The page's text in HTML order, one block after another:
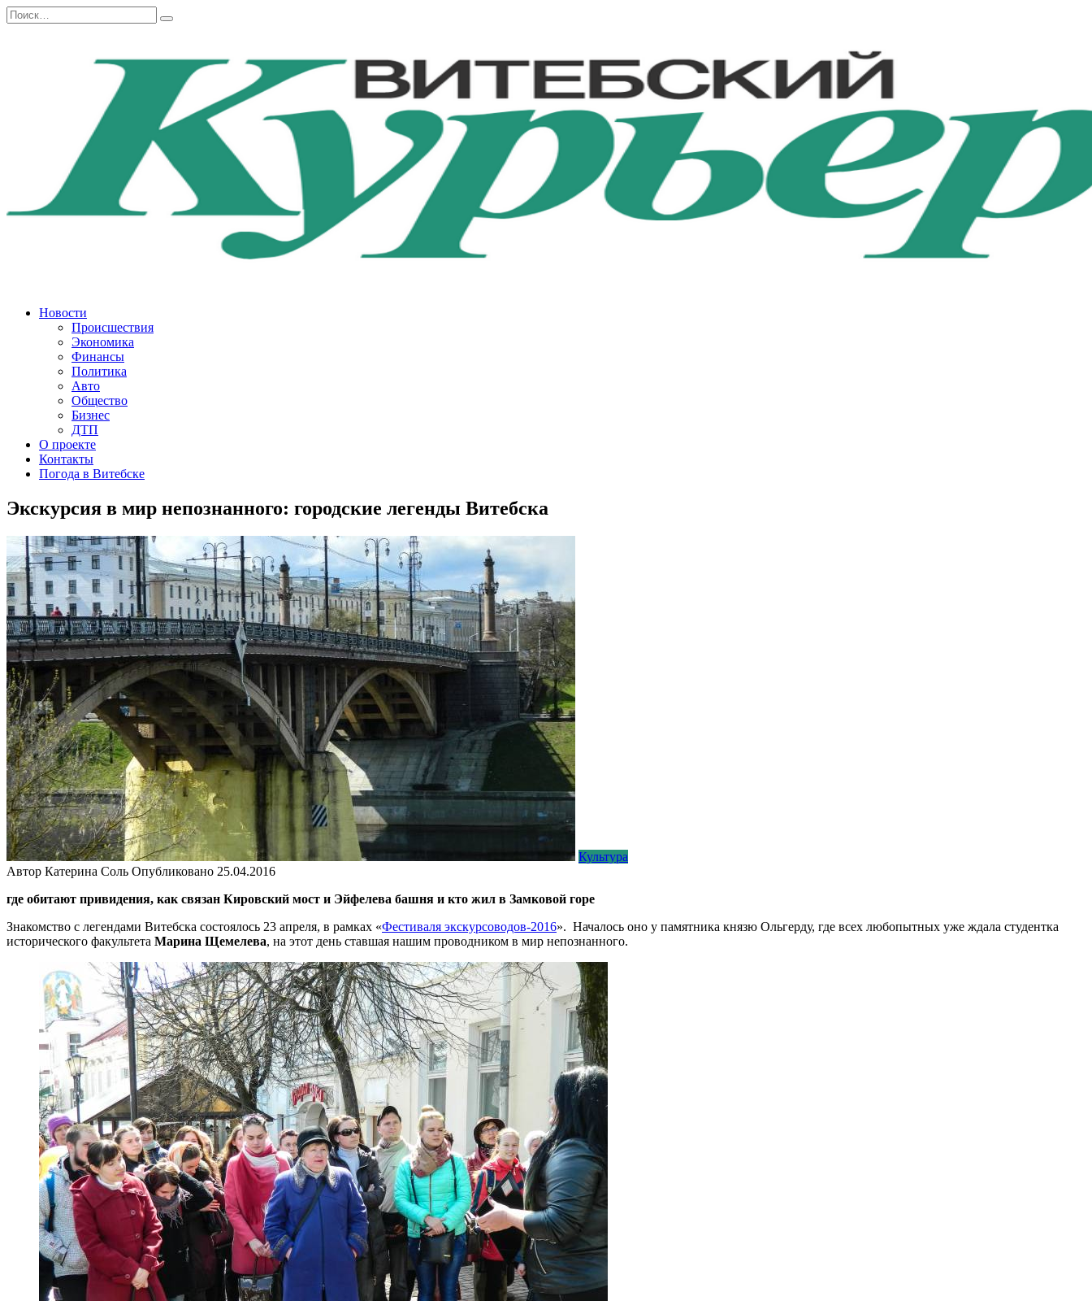
Перейти
к
Search
for:
Новости
Происшествия
Экономика
Финансы
Политика
Авто
Общество
Бизнес
ДТП
О проекте
Контакты
Погода в Витебске
Экскурсия в мир непознанного: городские легенды Витебска
Культура
Автор Катерина Соль Опубликовано 25.04.2016
где обитают привидения, как связан Кировский мост и Эйфелева башня и кто жил в Замковой горе
Знакомство с легендами Витебска состоялось 23 апреля, в рамках «Фестиваля экскурсоводов-2016». Началось оно у памятника князю Ольгерду, где всех любопытных уже ждала студентка
исторического факультета Марина Щемелева, на этот день ставшая нашим проводником в мир непознанного.